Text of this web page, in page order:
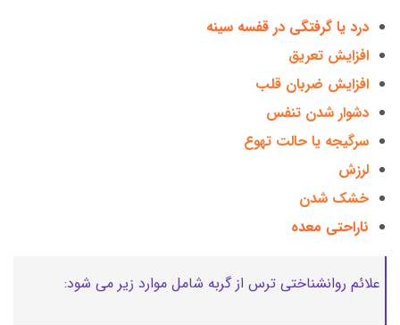
درد یا گرفتگی در قفسه سینه
افزایش تعریق
افزایش ضربان قلب
دشوار شدن تنفس
سرگیجه یا حالت تهوع
لرزش
خشک شدن
ناراحتی معده
علائم روانشناختی ترس از گربه شامل موارد زیر می شود: